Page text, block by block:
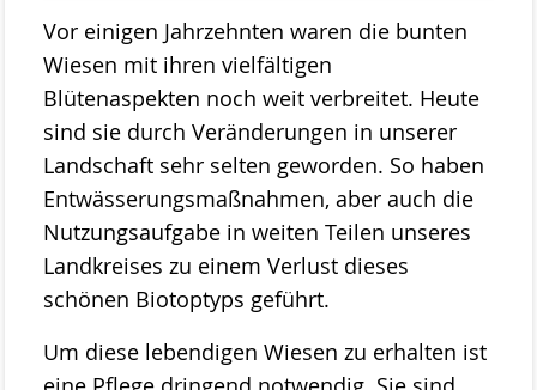
ab 2018 NRSP-CANAPE
ab 2009 Ausstellung der Stiftung Naturschutz
Meldungen
Über uns
Geschäftsstelle
Die Gremien der Stiftung Naturschutz
Der Vorstand
Vor einigen Jahrzehnten waren die bunten
Wiesen mit ihren vielfältigen
Blütenaspekten noch weit verbreitet. Heute
sind sie durch Veränderungen in unserer
Landschaft sehr selten geworden. So haben
Entwässerungsmaßnahmen, aber auch die
Nutzungsaufgabe in weiten Teilen unseres
Landkreises zu einem Verlust dieses
schönen Biotoptyps geführt.
Um diese lebendigen Wiesen zu erhalten ist